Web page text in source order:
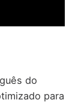
do
para